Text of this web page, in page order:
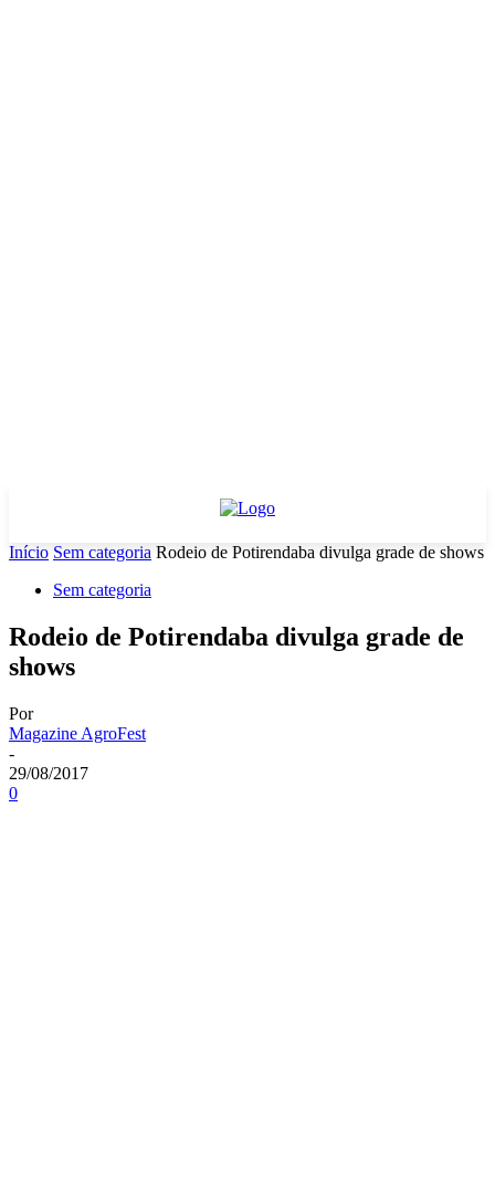
Início Sem categoria Rodeio de Potirendaba divulga grade de shows
Sem categoria
Rodeio de Potirendaba divulga grade de
shows
Por
Magazine AgroFest
-
29/08/2017
0